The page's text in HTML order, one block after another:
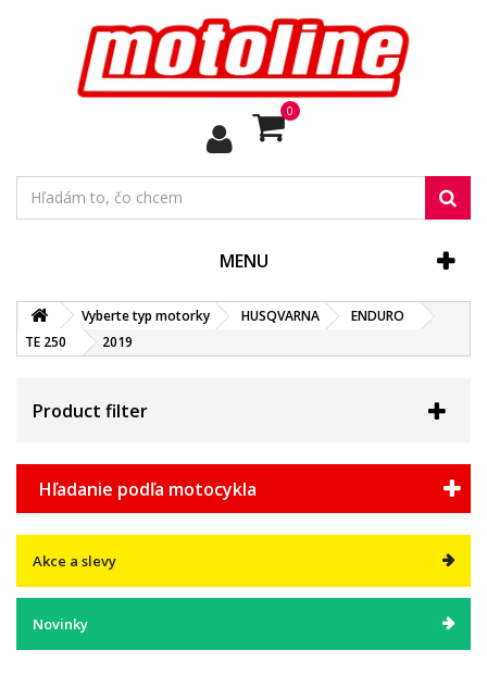
0
MENU
Vyberte typ motorky HUSQVARNA
ENDURO
TE 250
2019
Product filter
Hľadanie podľa motocykla
Akce a slevy
Novinky